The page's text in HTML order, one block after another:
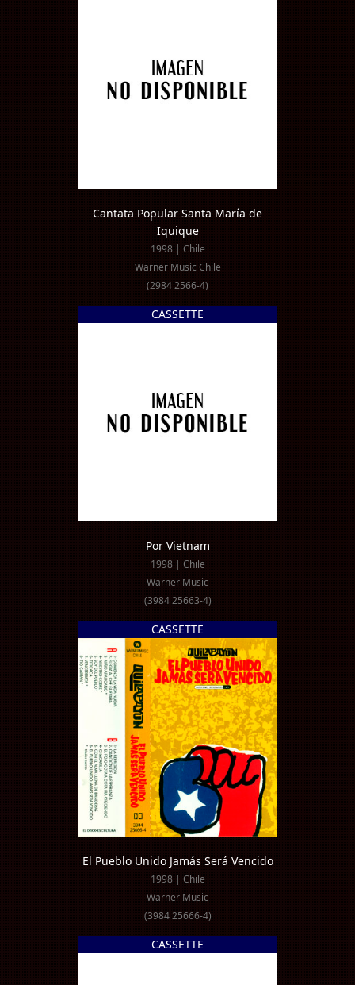
Cantata Popular Santa María de
Iquique
1998 | Chile
Warner Music Chile
(2984 2566-4)
CASSETTE
Por Vietnam
1998 | Chile
Warner Music
(3984 25663-4)
CASSETTE
El Pueblo Unido Jamás Será Vencido
1998 | Chile
Warner Music
(3984 25666-4)
CASSETTE